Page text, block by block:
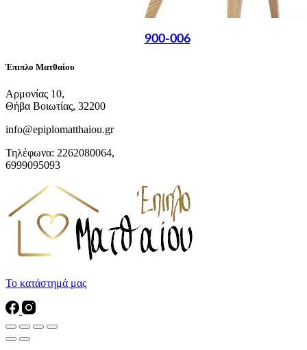
900-006
Έπιπλο Ματθαίου
Αρμονίας 10,
Θήβα Βοιωτίας, 32200
info@epiplomatthaiou.gr
Τηλέφωνα: 2262080064,
6999095093
Το κατάστημά μας